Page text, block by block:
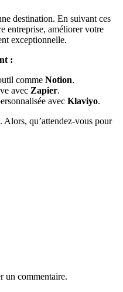
destination. En suivant ces
entreprise, améliorer votre
exceptionnelle.
:
comme Notion.
avec Zapier.
avec Klaviyo.
Alors, qu’attendez-vous pour
un commentaire.